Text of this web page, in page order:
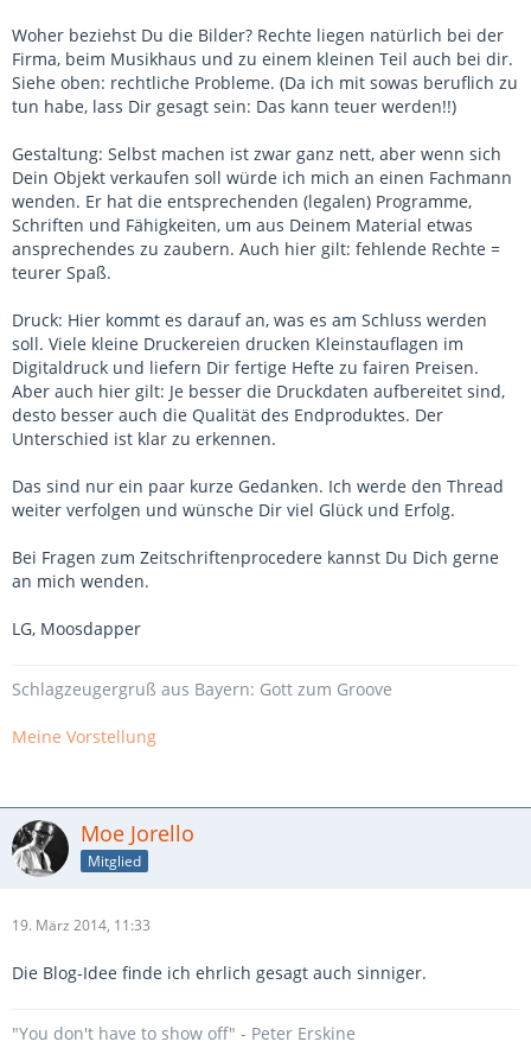
Woher beziehst Du die Bilder? Rechte liegen natürlich bei der
Firma, beim Musikhaus und zu einem kleinen Teil auch bei dir.
Siehe oben: rechtliche Probleme. (Da ich mit sowas beruflich zu
tun habe, lass Dir gesagt sein: Das kann teuer werden!!)
Gestaltung: Selbst machen ist zwar ganz nett, aber wenn sich
Dein Objekt verkaufen soll würde ich mich an einen Fachmann
wenden. Er hat die entsprechenden (legalen) Programme,
Schriften und Fähigkeiten, um aus Deinem Material etwas
ansprechendes zu zaubern. Auch hier gilt: fehlende Rechte =
teurer Spaß.
Druck: Hier kommt es darauf an, was es am Schluss werden
soll. Viele kleine Druckereien drucken Kleinstauflagen im
Digitaldruck und liefern Dir fertige Hefte zu fairen Preisen.
Aber auch hier gilt: Je besser die Druckdaten aufbereitet sind,
desto besser auch die Qualität des Endproduktes. Der
Unterschied ist klar zu erkennen.
Das sind nur ein paar kurze Gedanken. Ich werde den Thread
weiter verfolgen und wünsche Dir viel Glück und Erfolg.
Bei Fragen zum Zeitschriftenprocedere kannst Du Dich gerne
an mich wenden.
LG, Moosdapper
Schlagzeugergruß aus Bayern: Gott zum Groove
Meine Vorstellung
Moe Jorello
Mitglied
19. März 2014, 11:33
Die Blog-Idee finde ich ehrlich gesagt auch sinniger.
"You don't have to show off" - Peter Erskine